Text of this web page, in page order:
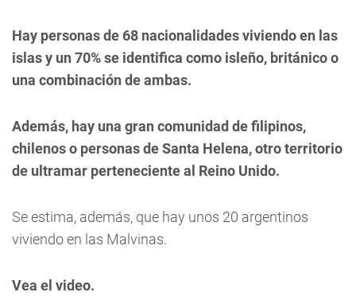
Hay personas de 68 nacionalidades viviendo en las
islas y un 70% se identifica como isleño, británico o
una combinación de ambas.
Además, hay una gran comunidad de filipinos,
chilenos o personas de Santa Helena, otro territorio
de ultramar perteneciente al Reino Unido.
Se estima, además, que hay unos 20 argentinos
viviendo en las Malvinas.
Vea el video.